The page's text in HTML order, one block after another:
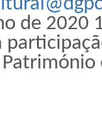
de 2020
participa